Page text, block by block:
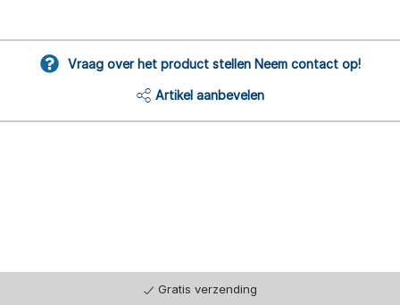
Vraag over het product stellen Neem contact op!
Artikel aanbevelen
Gratis verzending